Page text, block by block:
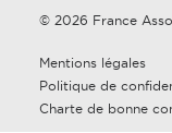
© 2026 France
Mentions légales
Politique de
Charte de bonne